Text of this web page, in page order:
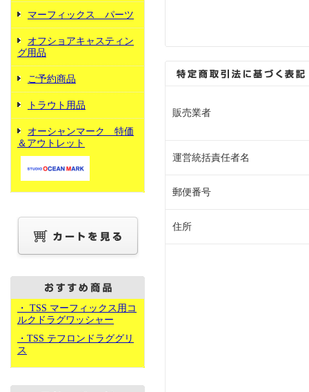
マーフィックス パーツ
オフショアキャスティン
グ用品
ご予約商品
トラウト用品
オーシャンマーク 特価
＆アウトレット
・ TSS マーフィックス用コ
ルクドラグワッシャー
・TSS テフロンドラググリ
ス
販売業者
運営統括責任者名
郵便番号
住所